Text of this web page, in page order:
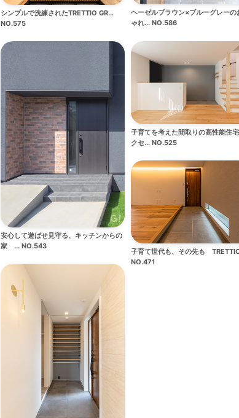
ヘーゼルブラウン×ブルーグレーの
ゃれ... NO.586
シンプルで洗練されたTRETTIO GR...
NO.575
安心して遊ばせ見守る、キッチンからの
家 ... NO.543
子育てを考えた間取りの高性能住
クセ... NO.525
子育て世代も、その先も
NO.471